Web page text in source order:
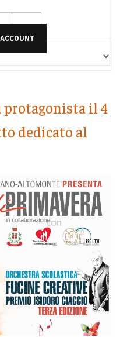
protagonista il 4
dedicato al